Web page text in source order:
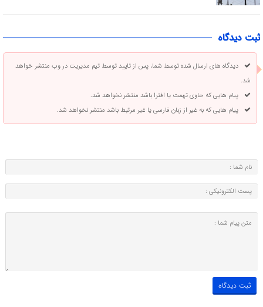
ثبت دیدگاه
دیدگاه های ارسال شده توسط شما، پس از تایید توسط تیم مدیریت در وب منتشر خواهد
شد.
پیام هایی که حاوی تهمت یا افترا باشد منتشر نخواهد شد.
پیام هایی که به غیر از زبان فارسی یا غیر مرتبط باشد منتشر نخواهد شد.